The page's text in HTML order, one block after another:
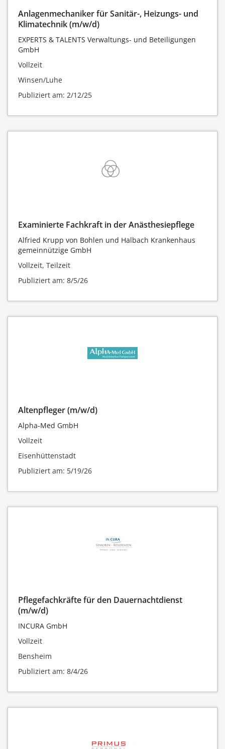
Anlagenmechaniker für Sanitär-, Heizungs- und
Klimatechnik (m/w/d)
EXPERTS & TALENTS Verwaltungs- und Beteiligungen
GmbH
Vollzeit
Winsen/Luhe
Publiziert am: 2/12/25
Examinierte Fachkraft in der Anästhesiepflege
Alfried Krupp von Bohlen und Halbach Krankenhaus
gemeinnützige GmbH
Vollzeit, Teilzeit
Publiziert am: 8/5/26
Altenpfleger (m/w/d)
Alpha-Med GmbH
Vollzeit
Eisenhüttenstadt
Publiziert am: 5/19/26
Pflegefachkräfte für den Dauernachtdienst
(m/w/d)
INCURA GmbH
Vollzeit
Bensheim
Publiziert am: 8/4/26